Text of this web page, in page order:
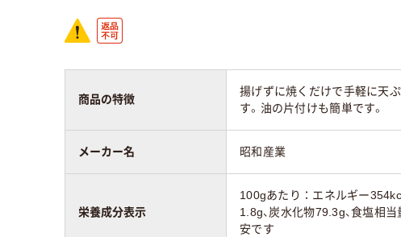
商品の特徴
揚げずに焼くだけで手軽に天
す。油の片付けも簡単です。
メーカー名 昭和産業
栄養成分表示
100gあたり：エネルギー
1.8g、炭水化物79.3g、食塩相
安です